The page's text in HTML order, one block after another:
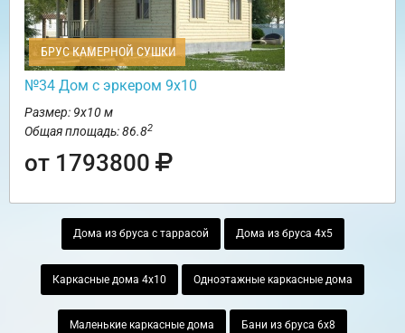
БРУС КАМЕРНОЙ СУШКИ
№34 Дом с эркером 9х10
Размер: 9х10 м
Общая площадь: 86.82
от 1793800
Дома из бруса с таррасой Дома из бруса 4х5
Каркасные дома 4х10 Одноэтажные каркасные дома
Маленькие каркасные дома Бани из бруса 6х8